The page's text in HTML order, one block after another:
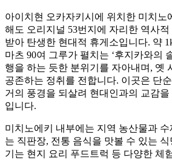
아이치현 오카자키시에 위치한 미치노
해도 오리지널 53번지에 자리한 역사
받아 탄생한 현대적 휴게소입니다. 약
마츠 90여 그루가 펼치는 ‘후지카와의
행을 하는 듯한 분위기를 자아내며, 옛
공존하는 정취를 전합니다. 이곳은 단
거의 풍경을 되살려 현대인과의 교감
입니다.
미치노에키 내부에는 지역 농산물과
는 직판장, 전통 음식을 맛볼 수 있는
기는 현지 요리 푸드트럭 등 다양한 체